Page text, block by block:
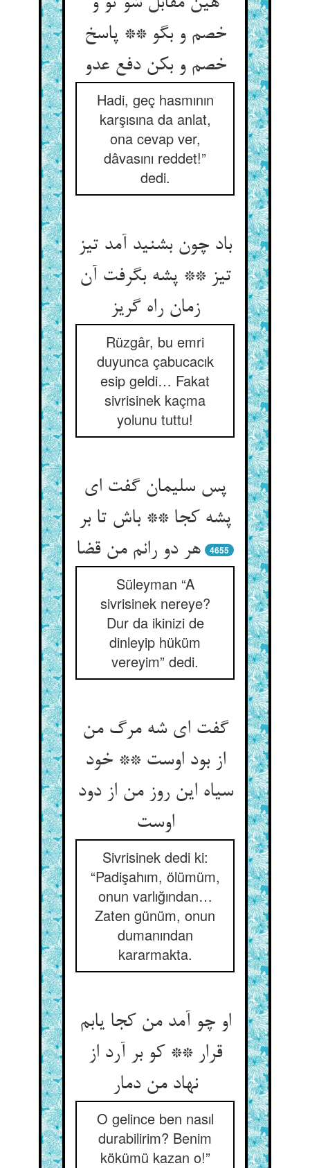
خصم و بگو ** پاسخ
خصم و بکن دفع عدو
Hadi, geç hasmının
karşısına da anlat,
ona cevap ver,
dâvasını reddet!”
dedi.
باد چون بشنید آمد تیز
تیز ** پشه بگرفت آن
زمان راه گریز
Rüzgâr, bu emri
duyunca çabucacık
esip geldi… Fakat
sivrisinek kaçma
yolunu tuttu!
پس سلیمان گفت ای
پشه کجا ** باش تا بر
هر دو رانم من قضا
4655
Süleyman “A
sivrisinek nereye?
Dur da ikinizi de
dinleyip hüküm
vereyim” dedi.
گفت ای شه مرگ من
از بود اوست ** خود
سیاه این روز من از دود
اوست
Sivrisinek dedi ki:
“Padişahım, ölümüm,
onun varlığından…
Zaten günüm, onun
dumanından
kararmakta.
او چو آمد من کجا یابم
قرار ** کو بر آرد از
نهاد من دمار
O gelince ben nasıl
durabilirim? Benim
kökümü kazan o!”